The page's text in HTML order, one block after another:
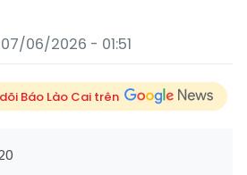
06/2026 - 01:51
Báo Lào Cai trên